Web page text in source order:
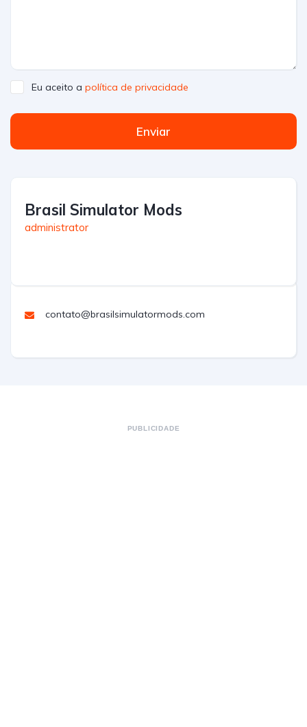
Eu aceito a política de privacidade
Enviar
Brasil Simulator Mods
administrator
contato@brasilsimulatormods.com
PUBLICIDADE